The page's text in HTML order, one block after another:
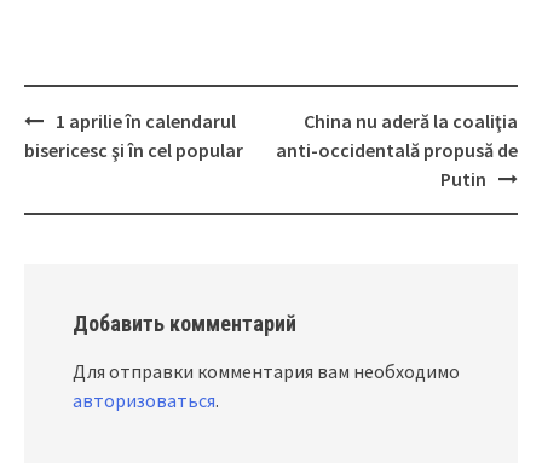
Post
1 aprilie în calendarul
bisericesc şi în cel popular
China nu aderă la coaliţia
anti-occidentală propusă de
Putin
Добавить комментарий
Для отправки комментария вам необходимо
авторизоваться.